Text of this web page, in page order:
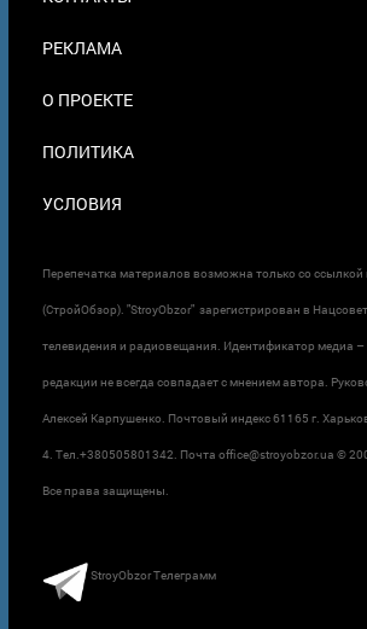
В
РЕКЛАМА
О ПРОЕКТЕ
ПОЛИТИКА
УСЛОВИЯ
Перепечатка материалов возможна только со ссылкой
(СтройОбзор). "StroyObzor" зарегистрирован в
телевидения и радиовещания. Идентификатор медиа
редакции не всегда совпадает с мнением автора.
Алексей Карпушенко. Почтовый индекс 61165 г.
4. Тел.+380505801342. Почта office@stroyobzor.ua ©
Все права защищены.
StroyObzor Телеграмм